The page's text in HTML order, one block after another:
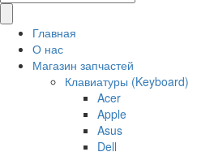
Главная
О нас
Магазин запчастей
Клавиатуры (Keyboard)
Acer
Apple
Asus
Dell